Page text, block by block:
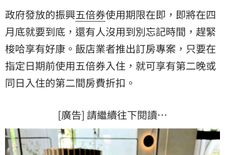
政府發放的振興五倍券使用期限在即，即將在四
月底就要到底，還有人沒用到別忘記時間，趕緊
梭哈享有好康。飯店業者推出訂房專案，只要在
指定日期前使用五倍券入住，就可享有第二晚或
同日入住的第二間房費折扣。
[廣告] 請繼續往下閱讀…